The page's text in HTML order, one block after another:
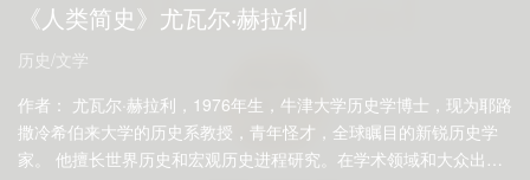
《人类简史》尤瓦尔·赫拉利
历史/文学
作者： 尤瓦尔·赫拉利，1976年生，牛津大学历史学博士，现为耶路
撒冷希伯来大学的历史系教授，青年怪才，全球瞩目的新锐历史学
家。 他擅长世界历史和宏观历史进程研究。在学术领域和大众出版